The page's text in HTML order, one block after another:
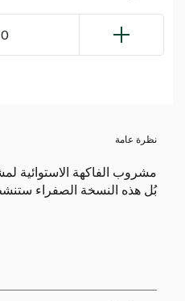
0
نظرة عامة
مشروب الفاكهة الاستوائية
بُل هذه النسخة الصفراء